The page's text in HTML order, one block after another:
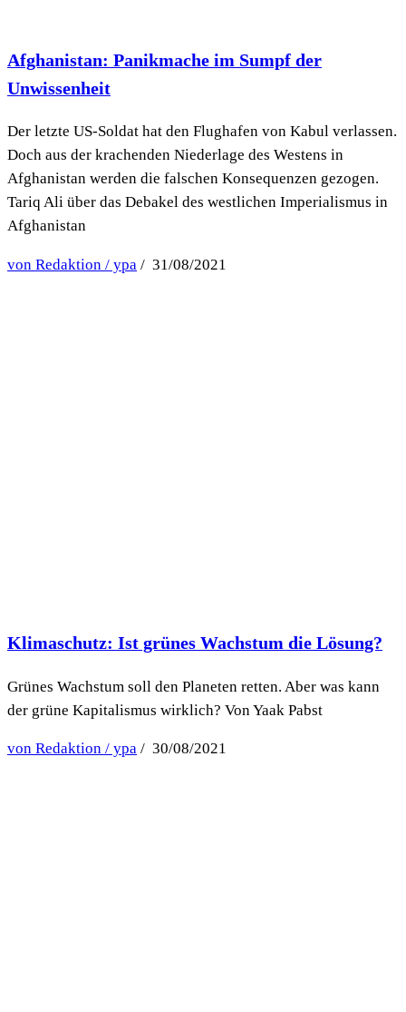
Afghanistan: Panikmache im Sumpf der
Unwissenheit
Der letzte US-Soldat hat den Flughafen von Kabul verlassen.
Doch aus der krachenden Niederlage des Westens in
Afghanistan werden die falschen Konsequenzen gezogen.
Tariq Ali über das Debakel des westlichen Imperialismus in
Afghanistan
von Redaktion / ypa / 31/08/2021
Klimaschutz: Ist grünes Wachstum die Lösung?
Grünes Wachstum soll den Planeten retten. Aber was kann
der grüne Kapitalismus wirklich? Von Yaak Pabst
von Redaktion / ypa / 30/08/2021